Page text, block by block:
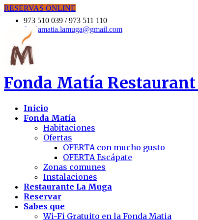
RESERVAS ONLINE
973 510 039 / 973 511 110
fondamatia.lamuga@gmail.com
Fonda Matía
Inicio
Fonda Matía
Habitaciones
Ofertas
OFERTA con mucho gusto
OFERTA Escápate
Zonas comunes
Instalaciones
Restaurante La Muga
Reservar
Sabes que
Wi-Fi Gratuito en la Fonda Matia